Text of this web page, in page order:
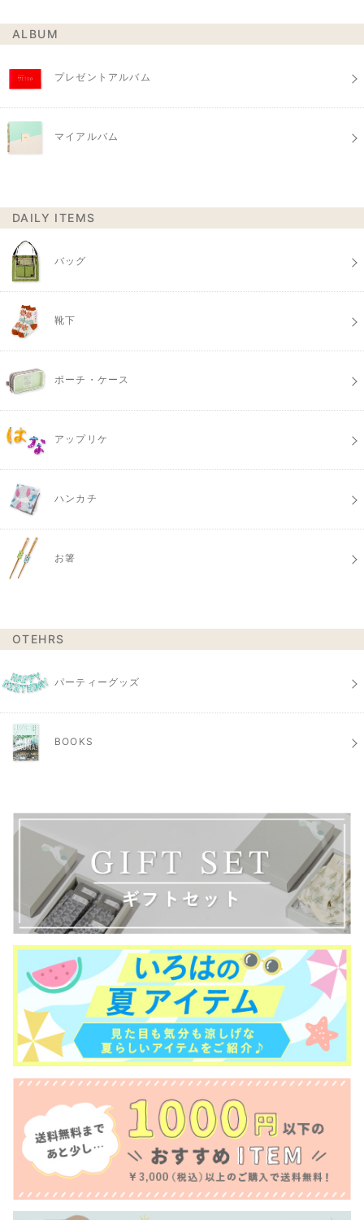
ALBUM
プレゼントアルバム
マイアルバム
DAILY ITEMS
バッグ
靴下
ポーチ・ケース
アップリケ
ハンカチ
お箸
OTEHRS
パーティーグッズ
BOOKS